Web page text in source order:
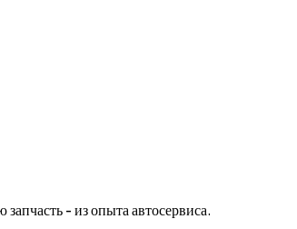
- из опыта автосервиса.